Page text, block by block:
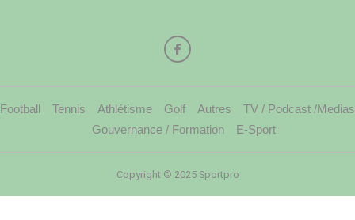
Football Tennis Athlétisme Golf Autres
TV / Podcast /Medias
Gouvernance / Formation
E-Sport
Copyright © 2025 Sportpro